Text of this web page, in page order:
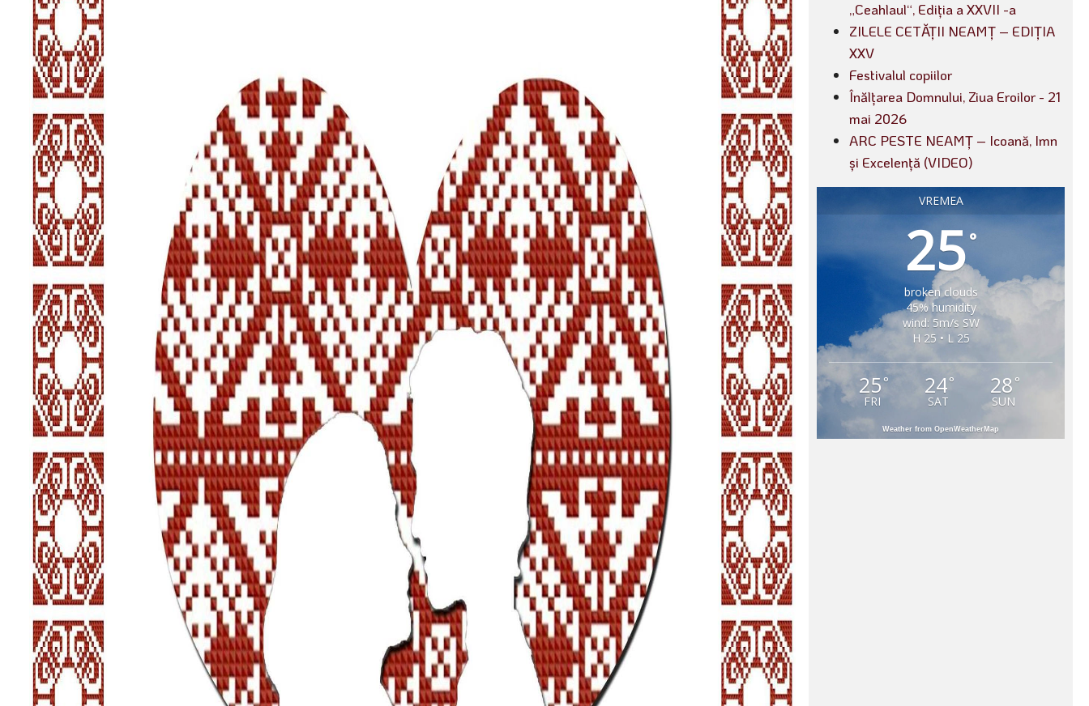
„Ceahlaul“, Ediția a XXVII -a
ZILELE CETĂȚII NEAMȚ – EDIȚIA
XXV
Festivalul copiilor
Înălțarea Domnului, Ziua Eroilor - 21
mai 2026
ARC PESTE NEAMȚ – Icoană, Imn
și Excelență (VIDEO)
VREMEA
25°
broken clouds
45% humidity
wind: 5m/s SW
H 25 • L 25
25°
FRI
24°
SAT
28 °
SUN
Weather from OpenWeatherMap